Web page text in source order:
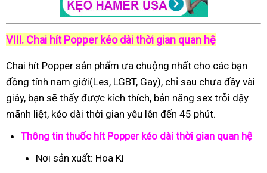
VIII. Chai hít Popper kéo dài thời gian quan hệ
Chai hít Popper sản phẩm ưa chuộng nhất cho các bạn
đồng tính nam giới(Les, LGBT, Gay), chỉ sau chưa đầy vài
giây, bạn sẽ thấy được kích thích, bản năng sex trỗi dậy
mãnh liệt, kéo dài thời gian yêu lên đến 45 phút.
Thông tin thuốc hít Popper kéo dài thời gian quan hệ
Nơi sản xuất: Hoa Kì